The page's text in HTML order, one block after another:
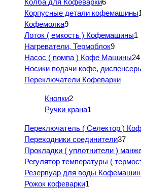
Колба для Кофеварки6
Корпусные детали кофемашины
Кофемолка9
Лоток ( емкость ) Кофемашины1
Нагреватели, Термоблок9
Насос ( помпа ) Кофе Машины24
Носики подачи кофе,
Переключатели Кофеварки
Кнопки2
Ручки крана1
Переключатель ( Селектор )
Переходники соединители37
Прокладки ( уплотнители )
Регулятор температуры (
Резервуар для воды
Рожок кофеварки1